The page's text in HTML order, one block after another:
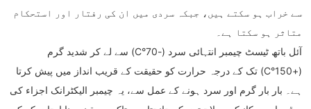
سے خراب ہو سکتے ہیں، جبکہ سردی میں ان کی رفتار اور استحکام
متاثر ہو سکتا ہے۔
آئل باتھ ٹیسٹ چیمبر انتہائی سرد (-70°C) سے لے کر شدید گرم
(+150°C) تک کے درجہ حرارت کو حقیقت کے قریب انداز میں پیش کرتا
ہے۔ بار بار گرم اور سرد ہونے کے عمل سے، یہ چیمبر الیکٹرانک اجزاء کی